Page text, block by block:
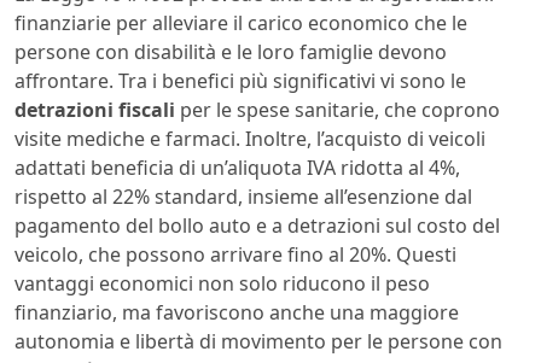
finanziarie per alleviare il carico economico che le
persone con disabilità e le loro famiglie devono
affrontare. Tra i benefici più significativi vi sono le
detrazioni fiscali per le spese sanitarie, che coprono
visite mediche e farmaci. Inoltre, l’acquisto di veicoli
adattati beneficia di un’aliquota IVA ridotta al 4%,
rispetto al 22% standard, insieme all’esenzione dal
pagamento del bollo auto e a detrazioni sul costo del
veicolo, che possono arrivare fino al 20%. Questi
vantaggi economici non solo riducono il peso
finanziario, ma favoriscono anche una maggiore
autonomia e libertà di movimento per le persone con